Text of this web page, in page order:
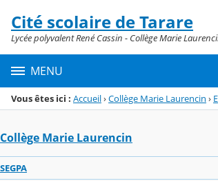
Menu de la rubrique
Contenu
Cité scolaire de Tarare
Lycée polyvalent René Cassin - Collège Marie
MENU
Vous êtes ici : Accueil›Collège Marie Laurencin ›
Collège Marie Laurencin
SEGPA